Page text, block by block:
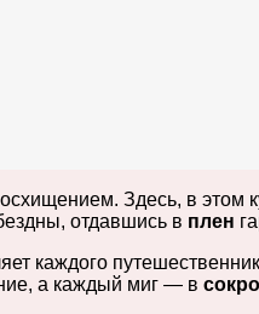
Здесь, в этом
отдавшись в плен
каждого
а каждый миг — в